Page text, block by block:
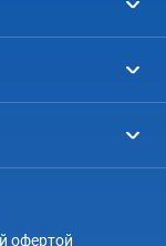
офертой